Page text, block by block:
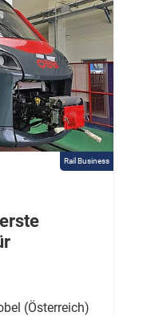
Rail Business
(Österreich)